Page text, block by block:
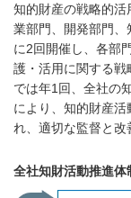
知的財産の戦略的
業部門、開発部門
に2回開催し、各部
護・活用に関する
では年1回、全社の
により、知的財産
れ、適切な監督と改
全社知財活動推進体